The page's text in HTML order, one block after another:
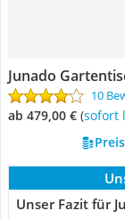
Junado
10
ab 479,00 € (
Unser Fazit für